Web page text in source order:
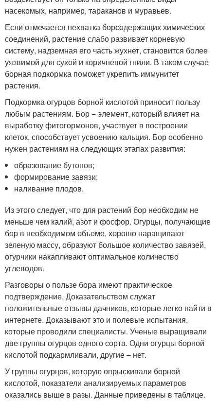
насекомых, например, тараканов и муравьев.
Если отмечается нехватка борсодержащих химических
соединений, растение слабо развивает корневую
систему, надземная его часть жухнет, становится более
уязвимой для сухой и коричневой гнили. В таком случае
борная подкормка поможет укрепить иммунитет
растения.
Подкормка огурцов борной кислотой приносит пользу
любым растениям. Бор − элемент, который влияет на
выработку фитогормонов, участвует в построении
клеток, способствует усвоению кальция. Бор особенно
нужен растениям на следующих этапах развития:
образование бутонов;
формирование завязи;
наливание плодов.
Из этого следует, что для растений бор необходим не
меньше чем калий, азот и фосфор. Огурцы, получающие
бор в необходимом объеме, хорошо наращивают
зеленую массу, образуют большое количество завязей,
огурчики накапливают оптимальное количество
углеводов.
Разговоры о пользе бора имеют практическое
подтверждение. Доказательством служат
положительные отзывы дачников, которые легко найти в
интернете. Доказывают это и полевые испытания,
которые проводили специалисты. Ученые выращивали
две группы огурцов одного сорта. Одни огурцы борной
кислотой подкармливали, другие – нет.
У группы огурцов, которую опрыскивали борной
кислотой, показатели анализируемых параметров
оказались выше в разы. Данные приведены в таблице.